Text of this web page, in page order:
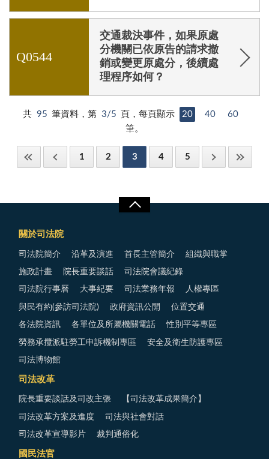
Q0544
交通裁決事件，如果原處
分機關已依原告的請求撤
銷或變更原處分，後續處
理程序如何？
共 95 筆資料，第 3/5 頁，每頁顯示 20 40
60
筆。
1 2 3 4 5
關於司法院
司法院簡介 沿革及演進 首長主管簡介 組織與職掌
施政計畫 院長重要談話 司法院會議紀錄
司法院行事曆 大事紀要 司法業務年報 人權專區
與民有約(參訪司法院) 政府資訊公開 位置交通
各法院資訊 各單位及所屬機關電話 性別平等專區
勞務承攬派駐勞工申訴機制專區 安全及衛生防護專區
司法博物館
司法改革
院長重要談話及司改主張 【司法改革成果簡介】
司法改革方案及進度 司法與社會對話
司法改革宣導影片 裁判通俗化
國民法官